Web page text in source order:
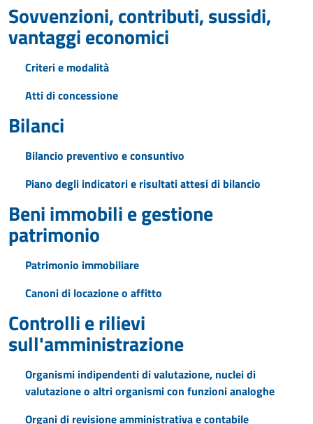
Sovvenzioni, contributi, sussidi,
vantaggi economici
Criteri e modalità
Atti di concessione
Bilanci
Bilancio preventivo e consuntivo
Piano degli indicatori e risultati attesi di bilancio
Beni immobili e gestione
patrimonio
Patrimonio immobiliare
Canoni di locazione o affitto
Controlli e rilievi
sull'amministrazione
Organismi indipendenti di valutazione, nuclei di
valutazione o altri organismi con funzioni analoghe
Organi di revisione amministrativa e contabile